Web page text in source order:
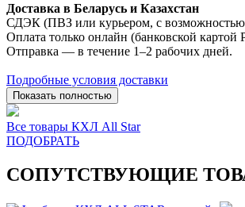
Доставка в Беларусь и Казахстан
СДЭК (ПВЗ или курьером, с
Оплата только онлайн (банковской картой
Отправка — в течение 1–2 рабочих дней.
Подробные условия доставки
Показать полностью
Все товары КХЛ All Star
ПОДОБРАТЬ
СОПУТСТВУЮЩИЕ